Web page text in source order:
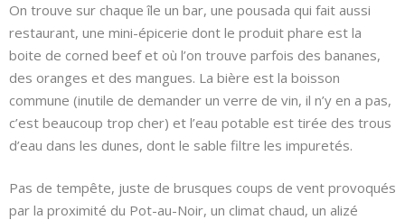
On trouve sur chaque île un bar, une pousada qui fait aussi
restaurant, une mini-épicerie dont le produit phare est la
boite de corned beef et où l’on trouve parfois des bananes,
des oranges et des mangues. La bière est la boisson
commune (inutile de demander un verre de vin, il n’y en a pas,
c’est beaucoup trop cher) et l’eau potable est tirée des trous
d’eau dans les dunes, dont le sable filtre les impuretés.
Pas de tempête, juste de brusques coups de vent provoqués
par la proximité du Pot-au-Noir, un climat chaud, un alizé